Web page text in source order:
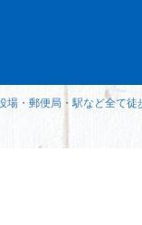
場・郵便局・駅など全て